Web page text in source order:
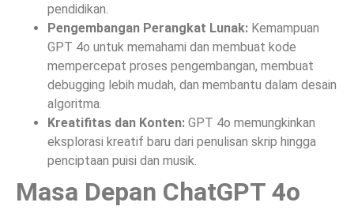
pendidikan.
Pengembangan Perangkat Lunak: Kemampuan
GPT 4o untuk memahami dan membuat kode
mempercepat proses pengembangan, membuat
debugging lebih mudah, dan membantu dalam desain
algoritma.
Kreatifitas dan Konten: GPT 4o memungkinkan
eksplorasi kreatif baru dari penulisan skrip hingga
penciptaan puisi dan musik.
Masa Depan ChatGPT 4o